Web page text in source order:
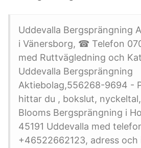
Uddevalla Bergsprängning
i Vänersborg, ☎ Telefon
med Ruttvägledning och
Uddevalla Bergsprängning
Aktiebolag,556268-9694 -
hittar du , bokslut,
Blooms Bergsprängning i
45191 Uddevalla med
+46522662123, adress